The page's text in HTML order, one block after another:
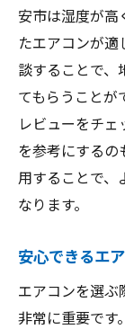
安市は湿度が
たエアコンが
談することで、
てもらうことが
レビューをチ
を参考にするの
用することで、
なります。
安心できるエ
エアコンを選
非常に重要です